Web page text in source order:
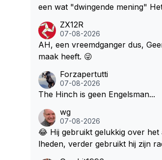
een wat "dwingende mening"
op te roepen. Maar in een tijd
berichtjes
ZX12R
07-08-2026
AH, een vreemdganger dus,
maak heeft. 😜
Forzapertutti
07-08-2026
The Hinch is geen Engelsman...
wg
07-08-2026
😂 Hij gebruikt gelukkig over het
lheden, verder gebruikt hij zijn